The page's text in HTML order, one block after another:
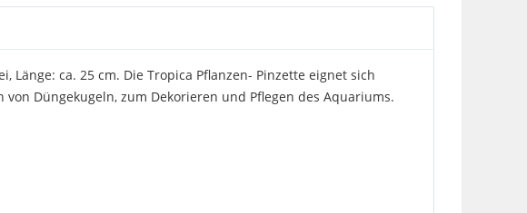
ca. 25 cm. Die Tropica Pflanzen- Pinzette eignet sich
Düngekugeln, zum Dekorieren und Pflegen des Aquariums.